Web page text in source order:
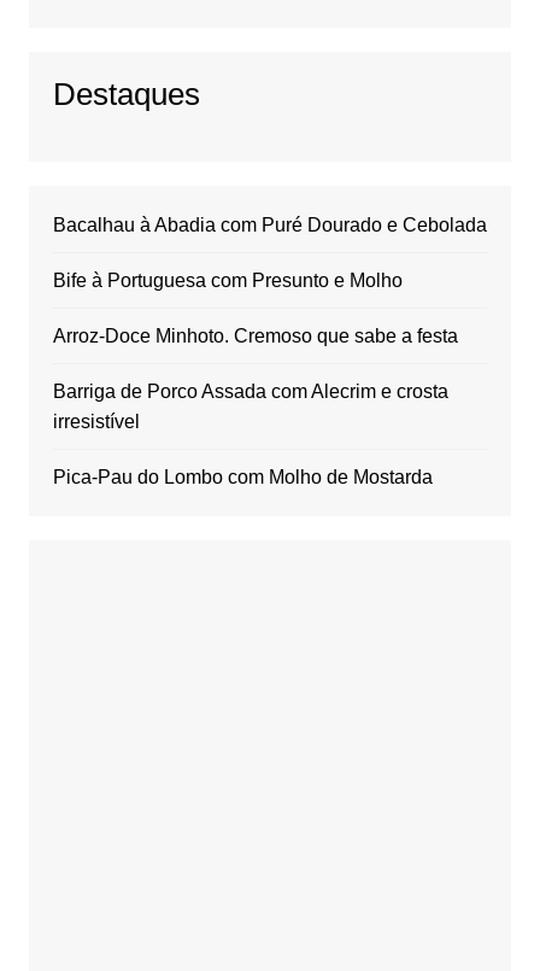
Destaques
Bacalhau à Abadia com Puré Dourado e Cebolada
Bife à Portuguesa com Presunto e Molho
Arroz-Doce Minhoto. Cremoso que sabe a festa
Barriga de Porco Assada com Alecrim e crosta
irresistível
Pica-Pau do Lombo com Molho de Mostarda